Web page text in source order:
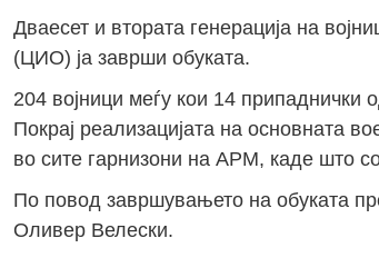
Дваесет и втората генерација на
(ЦИО) ја заврши обуката.
204 војници меѓу кои 14 припаднички
Покрај реализацијата на основната
во сите гарнизони на АРМ, каде што
По повод завршувањето на обуката
Оливер Велески.